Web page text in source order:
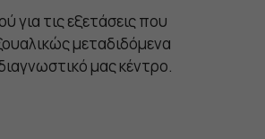
για τις εξετάσεις που
μεταδιδόμενα
μας κέντρο.